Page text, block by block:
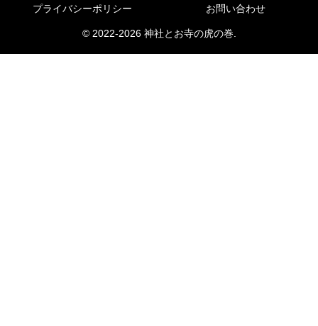
プライバシーポリシー お問い合わせ
© 2022-2026 神社とお寺の虎の巻.